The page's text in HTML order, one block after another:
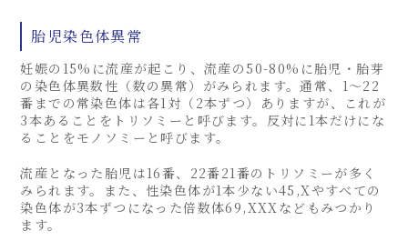
胎児染色体異常
妊娠の15%に流産が起こり、流産の50-80%に胎児・胎芽
の染色体異数性（数の異常）がみられます。通常、1～22
番までの常染色体は各1対（2本ずつ）ありますが、これが
3本あることをトリソミーと呼びます。反対に1本だけにな
ることをモノソミーと呼びます。
流産となった胎児は16番、22番21番のトリソミーが多く
みられます。また、性染色体が1本少ない45,Xやすべての
染色体が3本ずつになった倍数体69,XXXなどもみつかり
ます。